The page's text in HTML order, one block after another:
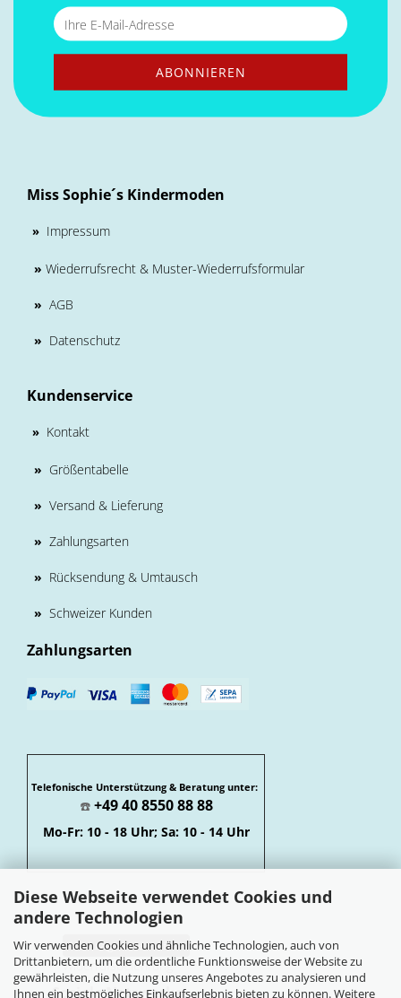
Diese Webseite verwendet Cookies und
andere Technologien
Wir verwenden Cookies und ähnliche Technologien, auch von
Drittanbietern, um die ordentliche Funktionsweise der Website zu
gewährleisten, die Nutzung unseres Angebotes zu analysieren und
Ihnen ein bestmögliches Einkaufserlebnis bieten zu können. Weitere
Miss Sophie´s Kindermoden
» Impressum
» Wiederrufsrecht & Muster-Wiederrufsformular
» AGB
» Datenschutz
Kundenservice
» Kontakt
» Größentabelle
» Versand & Lieferung
» Zahlungsarten
» Rücksendung & Umtausch
» Schweizer Kunden
Zahlungsarten
Telefonische Unterstützung & Beratung unter:
☎️ +49 40 8550 88 88
Mo-Fr: 10 - 18 Uhr; Sa: 10 - 14 Uhr
Vertrag widerrufen
Widerrufsbelehrung
Soziale Netzwerke